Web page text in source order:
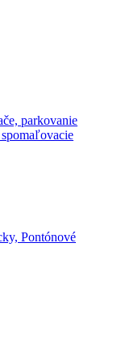
parkovanie
Pontónové